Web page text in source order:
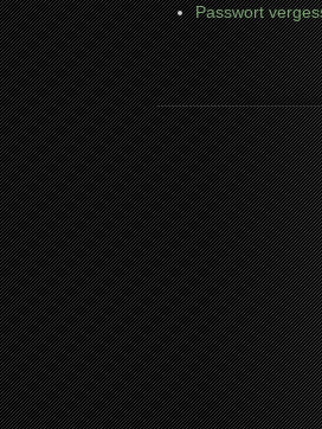
Passwort